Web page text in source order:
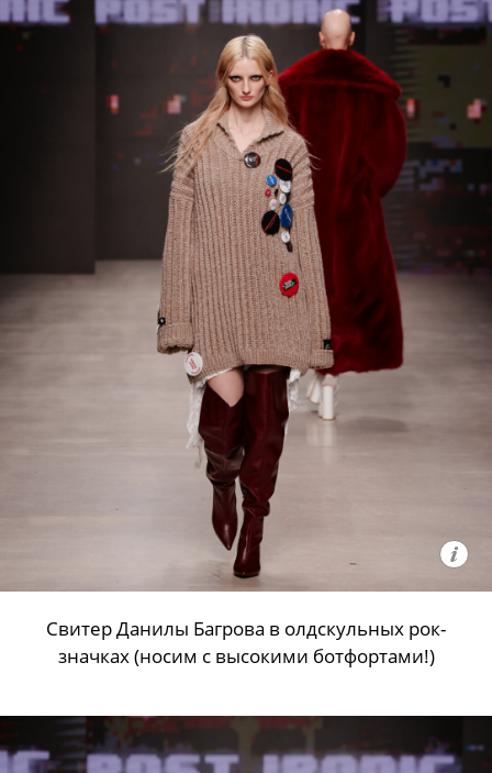
Свитер Данилы Багрова в олдскульных рок-
значках (носим с высокими ботфортами!)